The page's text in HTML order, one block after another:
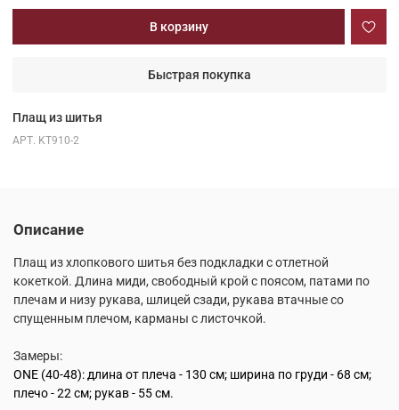
Плащ из шитья
АРТ. KT910-2
В корзину
Быстрая покупка
Описание
Плащ из хлопкового шитья без подкладки с отлетной
кокеткой. Длина миди, свободный крой с поясом, патами по
плечам и низу рукава, шлицей сзади, рукава втачные со
спущенным плечом, карманы с листочкой.
Замеры:
ONE (40-48):длина от плеча - 130 см; ширина по груди - 68 см;
плечо - 22 см; рукав - 55 см.